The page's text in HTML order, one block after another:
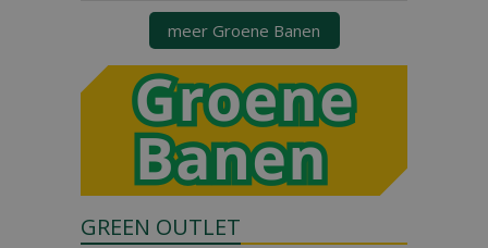
meer Groene Banen
GREEN OUTLET